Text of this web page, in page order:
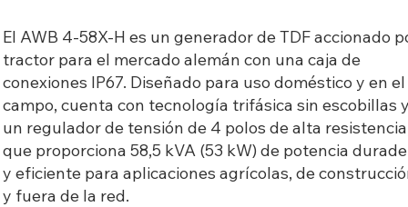
El AWB 4-58X-H es un generador de TDF accionado
tractor para el mercado alemán con una caja de
conexiones IP67. Diseñado para uso doméstico y en el
campo, cuenta con tecnología trifásica sin escobillas
un regulador de tensión de 4 polos de alta
que proporciona 58,5 kVA (53 kW) de potencia
y eficiente para aplicaciones agrícolas, de
y fuera de la red.